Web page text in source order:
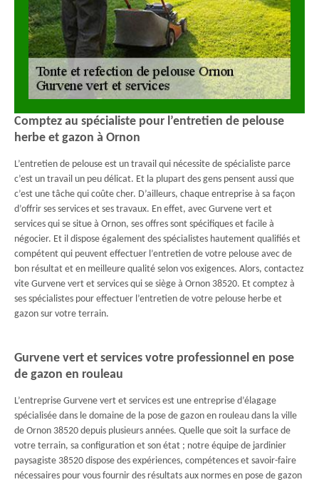
Comptez au spécialiste pour l’entretien de pelouse
herbe et gazon à Ornon
L’entretien de pelouse est un travail qui nécessite de spécialiste parce
c’est un travail un peu délicat. Et la plupart des gens pensent aussi que
c’est une tâche qui coûte cher. D’ailleurs, chaque entreprise à sa façon
d’offrir ses services et ses travaux. En effet, avec Gurvene vert et
services qui se situe à Ornon, ses offres sont spécifiques et facile à
négocier. Et il dispose également des spécialistes hautement qualifiés et
compétent qui peuvent effectuer l’entretien de votre pelouse avec de
bon résultat et en meilleure qualité selon vos exigences. Alors, contactez
vite Gurvene vert et services qui se siège à Ornon 38520. Et comptez à
ses spécialistes pour effectuer l’entretien de votre pelouse herbe et
gazon sur votre terrain.
Gurvene vert et services votre professionnel en pose
de gazon en rouleau
L’entreprise Gurvene vert et services est une entreprise d’élagage
spécialisée dans le domaine de la pose de gazon en rouleau dans la ville
de Ornon 38520 depuis plusieurs années. Quelle que soit la surface de
votre terrain, sa configuration et son état ; notre équipe de jardinier
paysagiste 38520 dispose des expériences, compétences et savoir-faire
nécessaires pour vous fournir des résultats aux normes en pose de gazon